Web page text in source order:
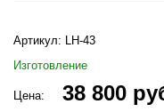
Артикул: LH-43
Изготовление
Цена: 38 800